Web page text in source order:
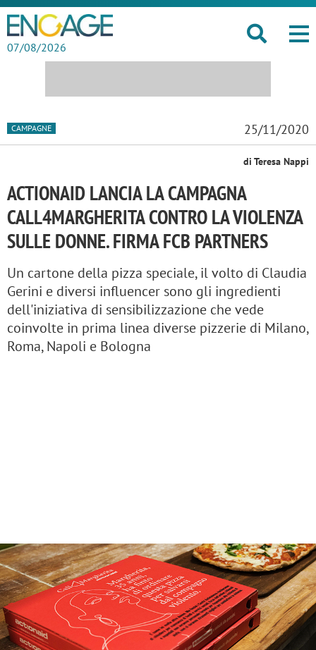
07/08/2026
CAMPAGNE 25/11/2020
di Teresa Nappi
ACTIONAID LANCIA LA CAMPAGNA
CALL4MARGHERITA CONTRO LA VIOLENZA
SULLE DONNE. FIRMA FCB PARTNERS
Un cartone della pizza speciale, il volto di Claudia
Gerini e diversi influencer sono gli ingredienti
dell'iniziativa di sensibilizzazione che vede
coinvolte in prima linea diverse pizzerie di Milano,
Roma, Napoli e Bologna